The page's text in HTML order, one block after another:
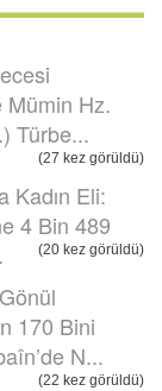
Mümin Hz.
Türbe...
(27 kez görüldü)
Kadın Eli:
4 Bin 489
(20 kez görüldü)
170 Bini
N...
(22 kez görüldü)